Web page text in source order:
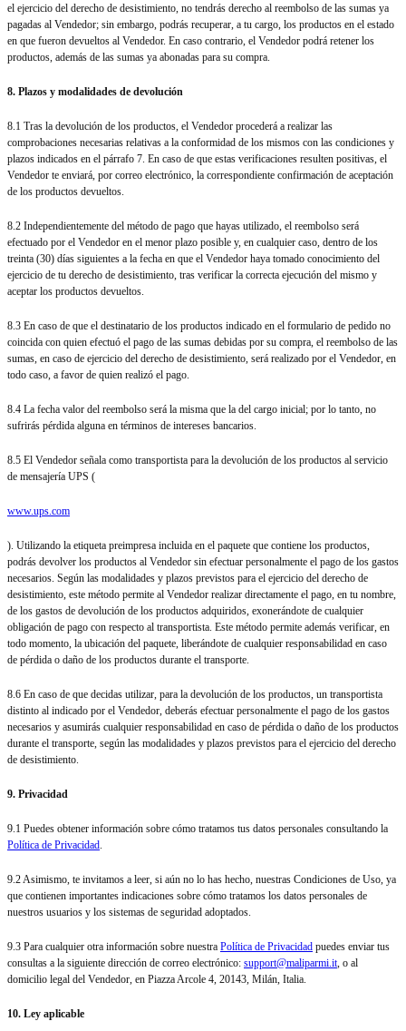
el ejercicio del derecho de desistimiento, no tendrás derecho al reembolso de las sumas ya
pagadas al Vendedor; sin embargo, podrás recuperar, a tu cargo, los productos en el estado
en que fueron devueltos al Vendedor. En caso contrario, el Vendedor podrá retener los
productos, además de las sumas ya abonadas para su compra.
8. Plazos y modalidades de devolución
8.1 Tras la devolución de los productos, el Vendedor procederá a realizar las
comprobaciones necesarias relativas a la conformidad de los mismos con las condiciones y
plazos indicados en el párrafo 7. En caso de que estas verificaciones resulten positivas, el
Vendedor te enviará, por correo electrónico, la correspondiente confirmación de aceptación
de los productos devueltos.
8.2 Independientemente del método de pago que hayas utilizado, el reembolso será
efectuado por el Vendedor en el menor plazo posible y, en cualquier caso, dentro de los
treinta (30) días siguientes a la fecha en que el Vendedor haya tomado conocimiento del
ejercicio de tu derecho de desistimiento, tras verificar la correcta ejecución del mismo y
aceptar los productos devueltos.
8.3 En caso de que el destinatario de los productos indicado en el formulario de pedido no
coincida con quien efectuó el pago de las sumas debidas por su compra, el reembolso de las
sumas, en caso de ejercicio del derecho de desistimiento, será realizado por el Vendedor, en
todo caso, a favor de quien realizó el pago.
8.4 La fecha valor del reembolso será la misma que la del cargo inicial; por lo tanto, no
sufrirás pérdida alguna en términos de intereses bancarios.
8.5 El Vendedor señala como transportista para la devolución de los productos al servicio
de mensajería UPS (
www.ups.com
). Utilizando la etiqueta preimpresa incluida en el paquete que contiene los productos,
podrás devolver los productos al Vendedor sin efectuar personalmente el pago de los gastos
necesarios. Según las modalidades y plazos previstos para el ejercicio del derecho de
desistimiento, este método permite al Vendedor realizar directamente el pago, en tu nombre,
de los gastos de devolución de los productos adquiridos, exonerándote de cualquier
obligación de pago con respecto al transportista. Este método permite además verificar, en
todo momento, la ubicación del paquete, liberándote de cualquier responsabilidad en caso
de pérdida o daño de los productos durante el transporte.
8.6 En caso de que decidas utilizar, para la devolución de los productos, un transportista
distinto al indicado por el Vendedor, deberás efectuar personalmente el pago de los gastos
necesarios y asumirás cualquier responsabilidad en caso de pérdida o daño de los productos
durante el transporte, según las modalidades y plazos previstos para el ejercicio del derecho
de desistimiento.
9. Privacidad
9.1 Puedes obtener información sobre cómo tratamos tus datos personales consultando la
Política de Privacidad.
9.2 Asimismo, te invitamos a leer, si aún no lo has hecho, nuestras Condiciones de Uso, ya
que contienen importantes indicaciones sobre cómo tratamos los datos personales de
nuestros usuarios y los sistemas de seguridad adoptados.
9.3 Para cualquier otra información sobre nuestra Política de Privacidad puedes enviar tus
consultas a la siguiente dirección de correo electrónico: support@maliparmi.it, o al
domicilio legal del Vendedor, en Piazza Arcole 4, 20143, Milán, Italia.
10. Ley aplicable